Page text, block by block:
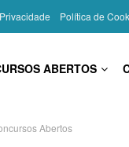
Política de
ABERTOS
Abertos